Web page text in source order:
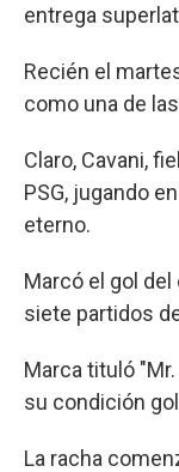
entrega
Recién el
como una de
Claro, Cavani,
PSG, jugando
eterno.
Marcó el gol
siete partidos
Marca tituló
su condición
La racha